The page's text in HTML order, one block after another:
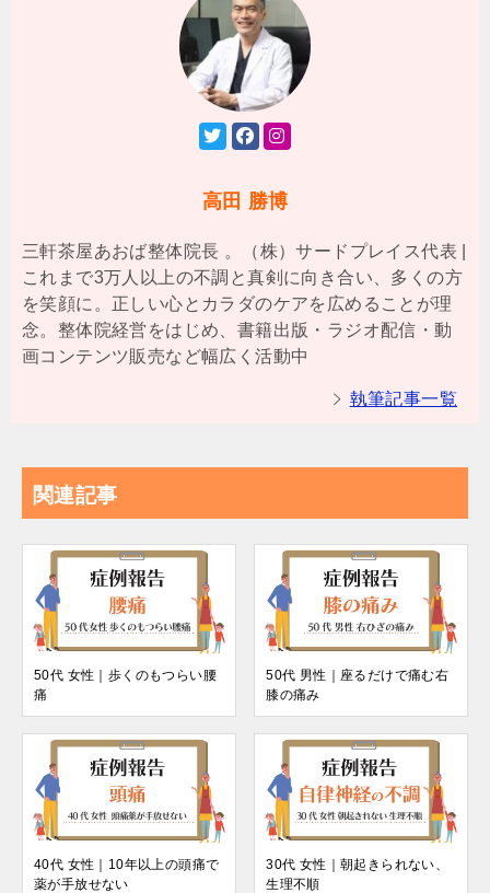
高田 勝博
三軒茶屋あおば整体院長 。（株）サードプレイス代表 |
これまで3万人以上の不調と真剣に向き合い、多くの方
を笑顔に。正しい心とカラダのケアを広めることが理
念。整体院経営をはじめ、書籍出版・ラジオ配信・動
画コンテンツ販売など幅広く活動中
執筆記事一覧
関連記事
50代 女性｜歩くのもつらい腰
痛
50代 男性｜座るだけで痛む右
膝の痛み
40代 女性｜10年以上の頭痛で
薬が手放せない
30代 女性｜朝起きられない、
生理不順